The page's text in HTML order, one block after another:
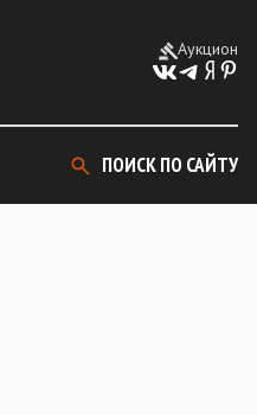
Аукцион
ПОИСК ПО САЙТУ